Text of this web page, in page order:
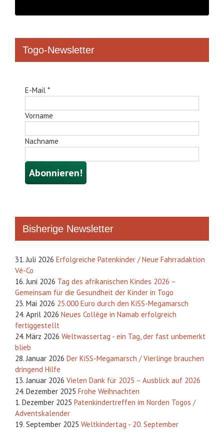
Togo-Newsletter
E-Mail *
Vorname
Nachname
Bisherige Newsletter
31. Juli 2026 Erfolgreiche Patenkinder / Neue Fahrradaktion
Vé-Co
16. Juni 2026 Tag des afrikanischen Kindes 2026 –
Gemeinsam für die Gesundheit der Kinder in Togo
23. Mai 2026 25.000 Euro durch den KiSS-Megamarsch
24. April 2026 Neues Collège in Namab erfolgreich
fertiggestellt
24. März 2026 Weltwassertag - ein Tag, der fast unbemerkt
blieb
28. Januar 2026 Der KiSS-Megamarsch / Vierlinge brauchen
dringend Hilfe
13. Januar 2026 Vielen Dank für 2025 – Ausblick auf 2026
24. Dezember 2025 Frohe Weihnachten
1. Dezember 2025 Patenkindertreffen im Norden Togos /
Adventskalender
19. September 2025 Weltkindertag - 20. September